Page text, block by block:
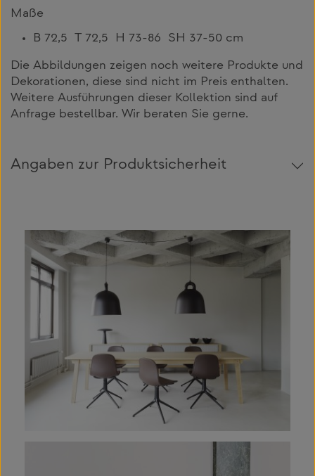
Maße
B 72,5 T 72,5 H 73-86 SH 37-50 cm
Die Abbildungen zeigen noch weitere Produkte und
Dekorationen, diese sind nicht im Preis enthalten.
Weitere Ausführungen dieser Kollektion sind auf
Anfrage bestellbar. Wir beraten Sie gerne.
Angaben zur Produktsicherheit